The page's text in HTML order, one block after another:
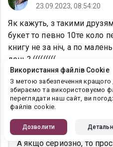
23.09.2023, 08:54:20
Як кажуть, з такими
букет то певно 10те коло
книгу не за ніч, а по
день? (((((((((
Альма Лібрем
26.09.2023, 10:38:00
Настуня Кисіль
нас терпіння!)
А якщо серйозно, то
Використання файлів Cookie
З метою забезпечення кращого
збираємо та використовуємо
переглядати наш сайт, ви
файлів cookie.
Дозволити